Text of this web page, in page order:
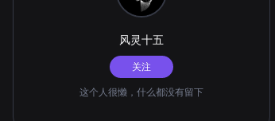
风灵十五
关注
这个人很懒，什么都没有留下